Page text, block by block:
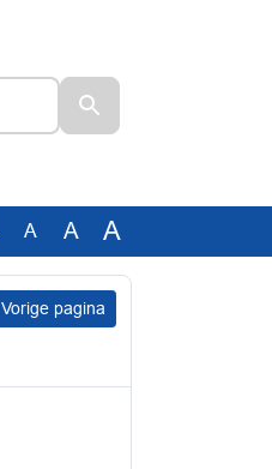
A A A
Vorige pagina